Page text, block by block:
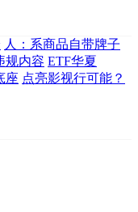
人：系商品自带牌子
规内容 ETF华夏
座 点亮影视行可能？